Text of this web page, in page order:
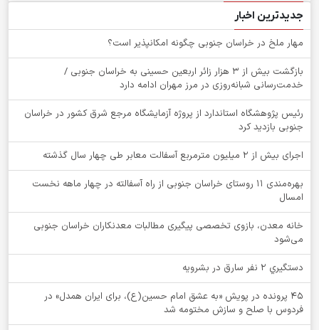
جدیدترین اخبار
‌مهار ملخ در خراسان جنوبی چگونه امکانپذیر است؟
بازگشت بیش از ۳ هزار زائر اربعین حسینی به خراسان جنوبی /
خدمت‌رسانی شبانه‌روزی در مرز مهران ادامه دارد
رئیس پژوهشگاه استاندارد از پروژه آزمایشگاه مرجع شرق کشور در خراسان
جنوبی بازدید کرد
اجرای بیش از ۲ میلیون مترمربع آسفالت معابر طی چهار سال گذشته
بهره‌مندی ۱۱ روستای خراسان جنوبی از راه آسفالته در چهار ماهه نخست
امسال
خانه معدن، بازوی تخصصی پیگیری مطالبات معدنکاران خراسان جنوبی
می‌شود
دستگيري 2 نفر سارق در بشرويه
۴۵ پرونده در پویش «به عشق امام حسین(ع)، برای ایران همدل» در
فردوس با صلح و سازش مختومه شد